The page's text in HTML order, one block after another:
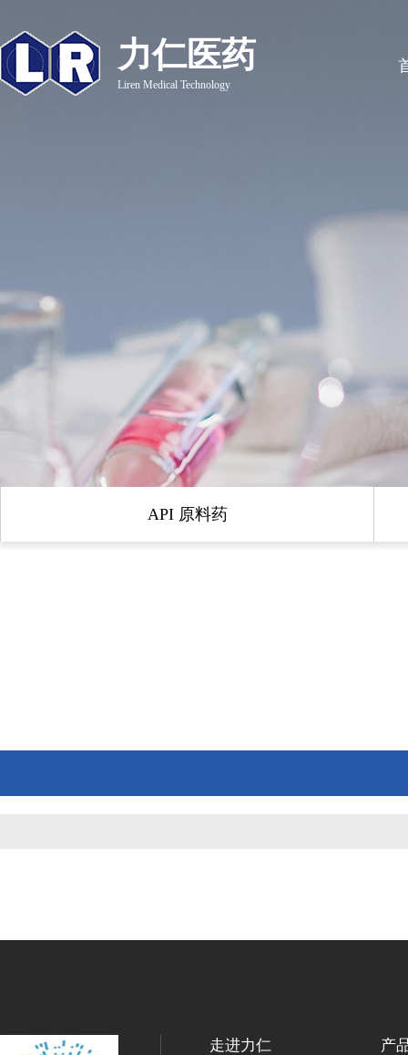
力仁医药
Liren Medical Technology
API 原料药
走进力仁 产